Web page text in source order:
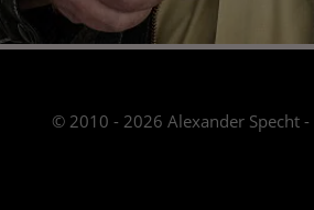
© 2010 - 2026 Alexander Specht -